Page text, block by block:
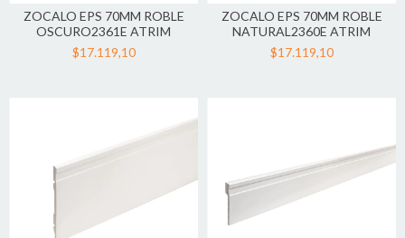
ZOCALO EPS 70MM ROBLE
OSCURO2361E ATRIM
$17.119,10
ZOCALO EPS 70MM ROBLE
NATURAL2360E ATRIM
$17.119,10